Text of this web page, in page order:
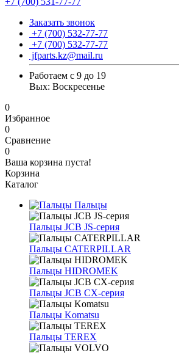
Заказать звонок
+7 (700) 532-77-77
+7 (700) 532-77-77
jfparts.kz@mail.ru
Работаем с 9 до 19
Вых: Воскресенье
0
Избранное
0
Сравнение
0
Ваша корзина пуста!
Корзина
Каталог
Пальцы
Пальцы JCB JS-серия
Пальцы CATERPILLAR
Пальцы HIDROMEK
Пальцы JCB CX-серия
Пальцы Komatsu
Пальцы TEREX